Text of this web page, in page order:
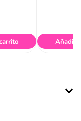
Añadir